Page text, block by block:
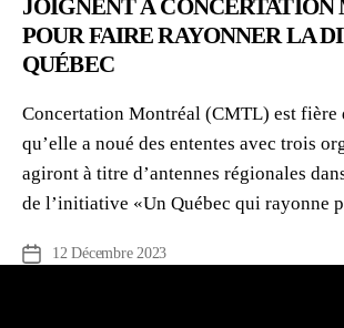
JOIGNENT À
POUR FAIRE RAYONNER LA
QUÉBEC
Concertation Montréal (CMTL) est fière
qu’elle a noué des ententes avec trois
agiront à titre d’antennes régionales
de l’initiative «Un Québec qui rayonne
Date
12 Décembre 2023